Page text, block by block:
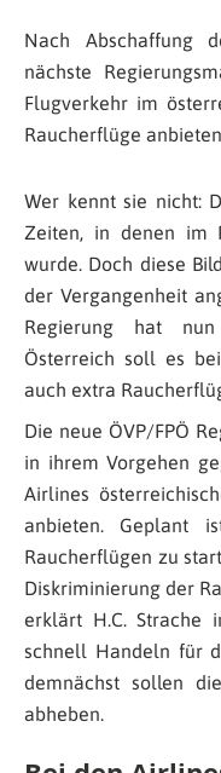
Nach Abschaffung
nächste
Flugverkehr im
Raucherflüge
Wer kennt sie nicht:
Zeiten, in denen im
wurde. Doch diese
der Vergangenheit
Regierung hat
Österreich soll es
auch extra
Die neue ÖVP/FPÖ
in ihrem Vorgehen
Airlines
anbieten. Geplant
Raucherflügen zu
Diskriminierung der
erklärt H.C. Strache
schnell Handeln für
demnächst sollen
abheben.